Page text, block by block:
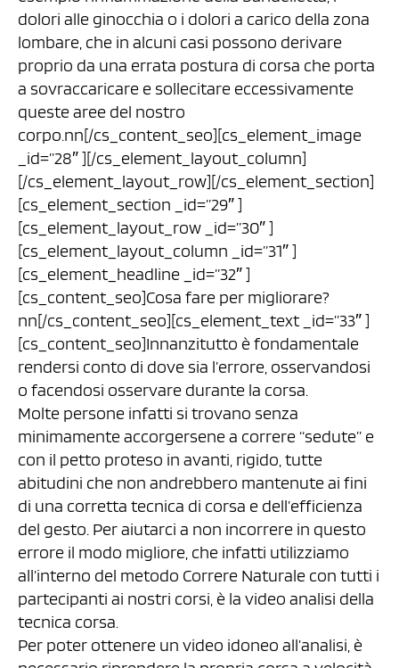
dolori alle ginocchia o i dolori a carico della zona
lombare, che in alcuni casi possono derivare
proprio da una errata postura di corsa che porta
a sovraccaricare e sollecitare eccessivamente
queste aree del nostro
corpo.nn[/cs_content_seo][cs_element_image
_id=”28″ ][/cs_element_layout_column]
[/cs_element_layout_row][/cs_element_section]
[cs_element_section _id=”29″ ]
[cs_element_layout_row _id=”30″ ]
[cs_element_layout_column _id=”31″ ]
[cs_element_headline _id=”32″ ]
[cs_content_seo]Cosa fare per migliorare?
nn[/cs_content_seo][cs_element_text _id=”33″ ]
[cs_content_seo]Innanzitutto è fondamentale
rendersi conto di dove sia l’errore, osservandosi
o facendosi osservare durante la corsa.
Molte persone infatti si trovano senza
minimamente accorgersene a correre “sedute” e
con il petto proteso in avanti, rigido, tutte
abitudini che non andrebbero mantenute ai fini
di una corretta tecnica di corsa e dell’efficienza
del gesto. Per aiutarci a non incorrere in questo
errore il modo migliore, che infatti utilizziamo
all’interno del metodo Correre Naturale con tutti i
partecipanti ai nostri corsi, è la video analisi della
tecnica corsa.
Per poter ottenere un video idoneo all’analisi, è